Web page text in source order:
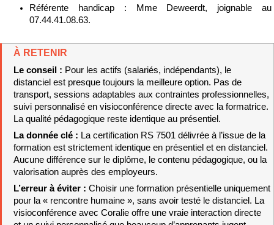
Référente handicap : Mme Deweerdt, joignable au
07.44.41.08.63.
À RETENIR
Le conseil : Pour les actifs (salariés, indépendants), le
distanciel est presque toujours la meilleure option. Pas de
transport, sessions adaptables aux contraintes professionnelles,
suivi personnalisé en visioconférence directe avec la formatrice.
La qualité pédagogique reste identique au présentiel.
La donnée clé : La certification RS 7501 délivrée à l’issue de la
formation est strictement identique en présentiel et en distanciel.
Aucune différence sur le diplôme, le contenu pédagogique, ou la
valorisation auprès des employeurs.
L’erreur à éviter : Choisir une formation présentielle uniquement
pour la « rencontre humaine », sans avoir testé le distanciel. La
visioconférence avec Coralie offre une vraie interaction directe